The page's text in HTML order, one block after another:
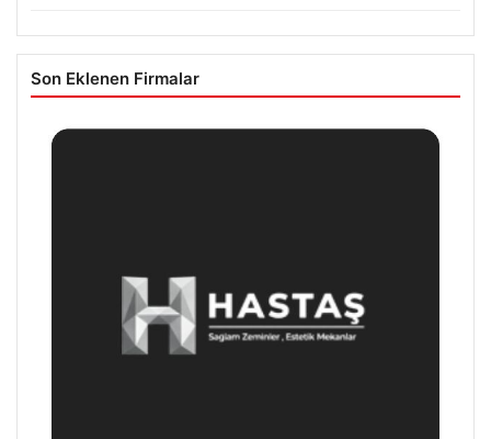
Son Eklenen Firmalar